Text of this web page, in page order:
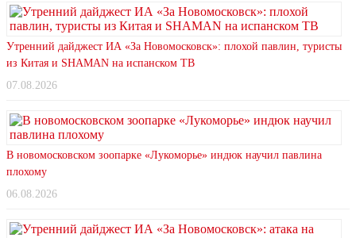
Утренний дайджест ИА «За Новомосковск»: плохой павлин, туристы
из Китая и SHAMAN на испанском ТВ
07.08.2026
В новомосковском зоопарке «Лукоморье» индюк научил павлина
плохому
06.08.2026